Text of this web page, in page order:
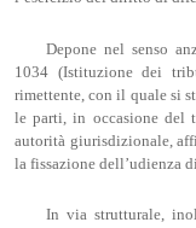
Depone nel senso
1034 (Istituzione dei
rimettente, con il quale si
le parti, in occasione del
autorità giurisdizionale,
la fissazione dell’udienza
In via strutturale,